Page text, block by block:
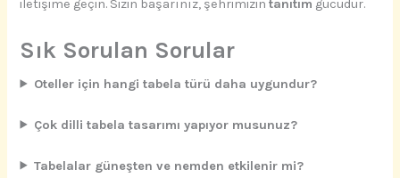
iletişime geçin. Sizin başarınız, şehrimizintanıtım gücüdür.
Sık Sorulan Sorular
Oteller için hangi tabela türü daha uygundur?
Çok dilli tabela tasarımı yapıyor musunuz?
Tabelalar güneşten ve nemden etkilenir mi?